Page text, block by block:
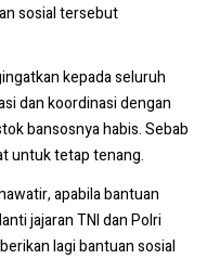
sosial tersebut
kepada seluruh
dan koordinasi dengan
bansosnya habis. Sebab
untuk tetap tenang.
apabila bantuan
jajaran TNI dan Polri
lagi bantuan sosial